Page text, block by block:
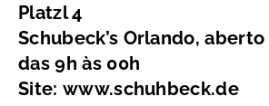
Platzl 4
Schubeck’s Orlando,
das 9h às 00h
Site: www.schuhbeck.de